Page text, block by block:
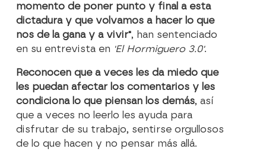
momento de poner punto y final a esta
dictadura y que volvamos a hacer lo que
nos de la gana y a vivir", han sentenciado
en su entrevista en 'El Hormiguero 3.0'.
Reconocen que a veces les da miedo que
les puedan afectar los comentarios y les
condiciona lo que piensan los demás, así
que a veces no leerlo les ayuda para
disfrutar de su trabajo, sentirse orgullosos
de lo que hacen y no pensar más allá.